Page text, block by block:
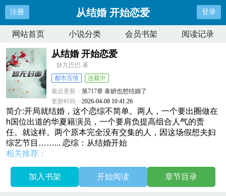
注册 从结婚 开始恋爱 登录
网站首页 小说分类 会员书架 阅读记录
从结婚 开始恋爱
妖九巴巴 著
都市言情
连载中
最近更新：第717章 泰妍也想结婚了
更新时间：2026-04-08 10:41:26
简介:开局就结婚，这个恋综不简单。两人，一个要出圈做在
h国位出道的华夏籍演员，一个要肩负提高组合人气的责
任。就这样。两个原本完全没有交集的人，因这场假想夫妇
综艺节目……... 恋综：从结婚开始
相关推荐：
加入书架 开始阅读 章节目录